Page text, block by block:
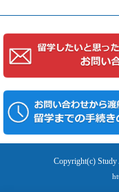
Copyright(c) Study